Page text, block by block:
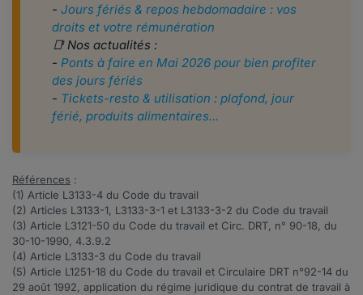
- Jours fériés & repos hebdomadaire : vos
droits et votre rémunération
📑 Nos actualités :
- Ponts à faire en Mai 2026 pour bien profiter
des jours fériés
- Tickets-resto & utilisation : plafond, jour
férié, produits alimentaires...
Références :
(1) Article L3133-4 du Code du travail
(2) Articles L3133-1, L3133-3-1 et L3133-3-2 du Code du travail
(3) Article L3121-50 du Code du travail et Circ. DRT, n° 90-18, du
30-10-1990, 4.3.9.2
(4) Article L3133-3 du Code du travail
(5) Article L1251-18 du Code du travail et Circulaire DRT n°92-14 du
29 août 1992, application du régime juridique du contrat de travail à